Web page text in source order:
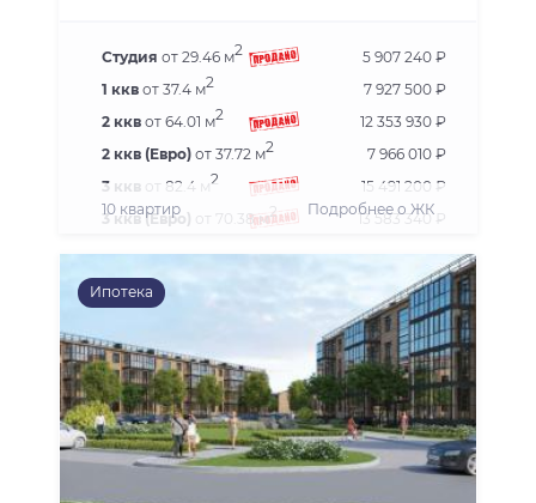
Студия от 29.46 м2
5 907 240 ₽
1 ккв от 37.4 м2
7 927 500 ₽
2 ккв от 64.01 м2
12 353 930 ₽
2 ккв (Евро) от 37.72 м2
7 966 010 ₽
3 ккв от 82.4 м2
15 491 200 ₽
3 ккв (Евро)
от 70.38 м2
13 583 340 ₽
4 ккв (Евро)от 86.55 м 17 579 800 ₽
10 квартир Подробнее о ЖК
Ипотека